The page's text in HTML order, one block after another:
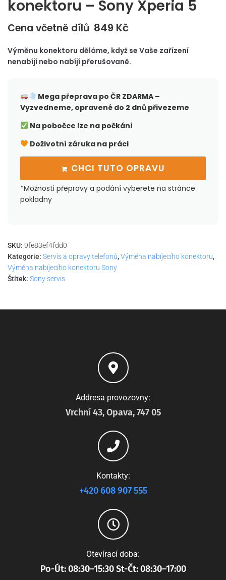
konektoru – Sony Xperia 5
Cena včetně dílů 849 Kč
Výměnu konektoru děláme, když se Vaše zařízení
nenabíjí nebo nabíjí přerušovaně.
Mega přeprava po ČRZDARMA –
Vyzvedneme, opravené do 2 dnů přivezeme
Na pobočce lze na počkání
Doživotní záruka na práci
CHCI TUTO OPRAVU
*Možnosti přepravy a podání vyberete na stránce
pokladny
SKU: 9fe83ef4fdd0
Kategorie: Servis a opravy telefonů,Výměna nabíjecího konektoru,
Výměna nabíjecího konektoru Sony
Štítek: Sony servis
Addresa provozovny:
Vrchní 43, Opava, 747 05
Kontakty:
+420 608 907 555
Otevírací doba:
Po-Út: 08:30–15:30 St-Čt: 08:30–17:00